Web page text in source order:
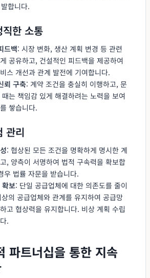
합니다.
한 소통
드백: 시장 변화, 생산 계획 변경 등 관련
공유하고, 건설적인 피드백을 제공하여
스 개선과 관계 발전에 기여합니다.
뢰 구축: 계약 조건을 충실히 이행하고, 문
는 책임감 있게 해결하려는 노력을 보여
쌓습니다.
관리
: 협상된 모든 조건을 명확하게 명시한 계
, 양측이 서명하여 법적 구속력을 확보합
우 법률 자문을 받습니다.
확보: 단일 공급업체에 대한 의존도를 줄이
의 공급업체와 관계를 유지하여 공급망
고 협상력을 유지합니다. 비상 계획 수립
.
파트너십을 통한 지속